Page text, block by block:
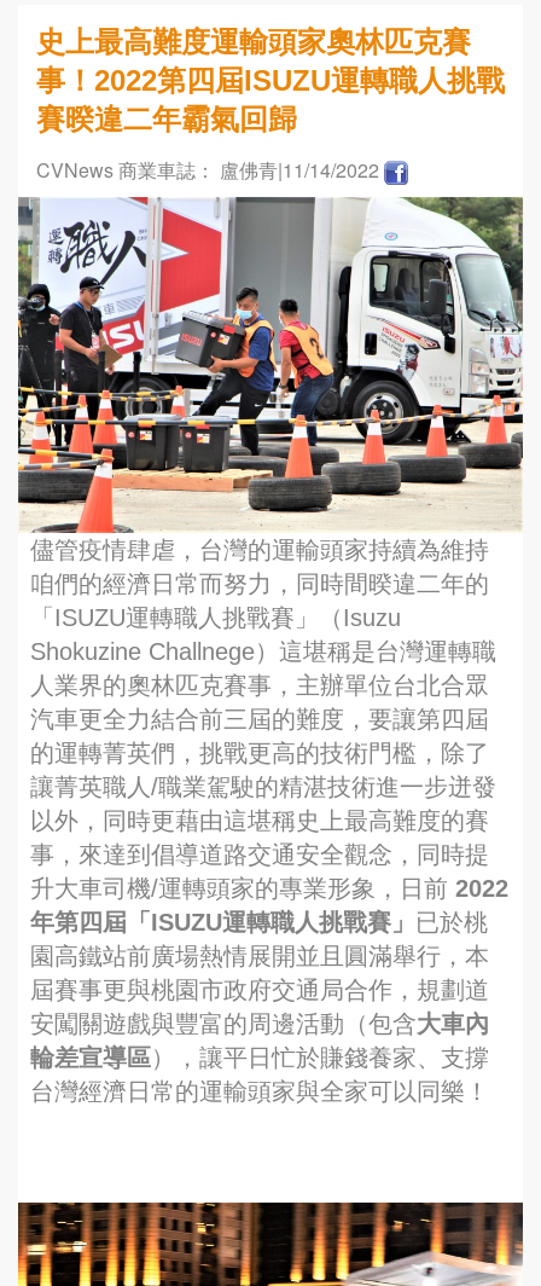
史上最高難度運輸頭家奧林匹克賽
事！2022第四屆ISUZU運轉職人挑戰
賽暌違二年霸氣回歸
CVNews 商業車誌： 盧佛青|11/14/2022
儘管疫情肆虐，台灣的運輸頭家持續為維持
咱們的經濟日常而努力，同時間暌違二年的
「ISUZU運轉職人挑戰賽」（Isuzu
Shokuzine Challnege）這堪稱是台灣運轉職
人業界的奧林匹克賽事，主辦單位台北合眾
汽車更全力結合前三屆的難度，要讓第四屆
的運轉菁英們，挑戰更高的技術門檻，除了
讓菁英職人/職業駕駛的精湛技術進一步迸發
以外，同時更藉由這堪稱史上最高難度的賽
事，來達到倡導道路交通安全觀念，同時提
升大車司機/運轉頭家的專業形象，日前 2022
年第四屆「ISUZU運轉職人挑戰賽」 已於桃
園高鐵站前廣場熱情展開並且圓滿舉行，本
屆賽事更與桃園市政府交通局合作，規劃道
安闖關遊戲與豐富的周邊活動（包含大車內
輪差宣導區），讓平日忙於賺錢養家、支撐
台灣經濟日常的運輸頭家與全家可以同樂！